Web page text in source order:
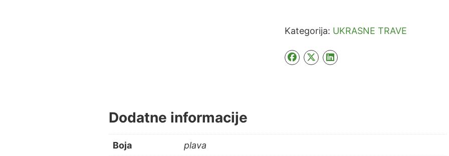
Kategorija: UKRASNE TRAVE
Dodatne informacije
Boja plava